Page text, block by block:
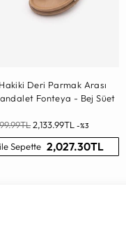
Deri Parmak Arası
Fonteya - Bej Süet
2,133.99TL -%3
Sepette 2,027.30TL